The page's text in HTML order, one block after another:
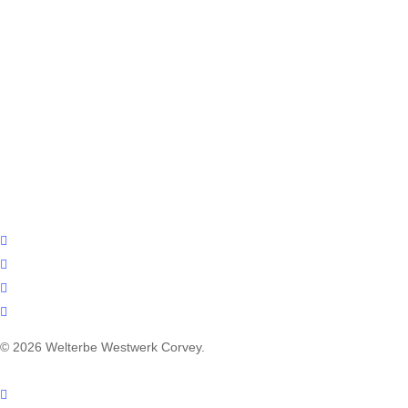
facebook
youtube
instagram
email
© 2026 Welterbe Westwerk Corvey.